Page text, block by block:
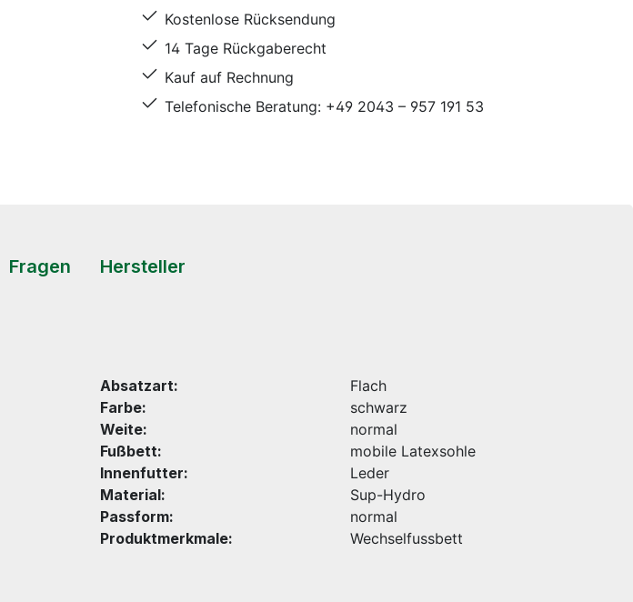
Kostenlose Rücksendung
14 Tage Rückgaberecht
Kauf auf Rechnung
Telefonische Beratung: +49 2043 – 957 191 53
Fragen Hersteller
Absatzart:
Flach
Farbe:
schwarz
Weite:
normal
Fußbett:
mobile Latexsohle
Innenfutter:
Leder
Material:
Sup-Hydro
Passform:
normal
Produktmerkmale:
Wechselfussbett